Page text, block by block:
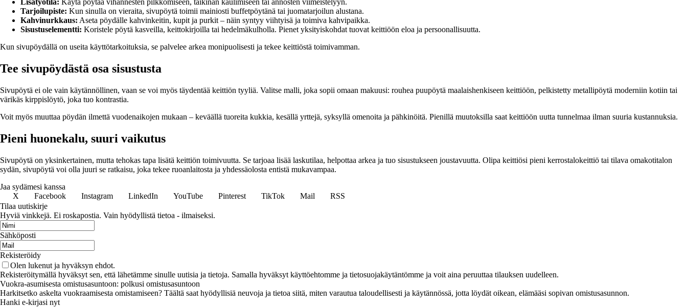
Lisätyötila: Käytä pöytää vihannesten pilkkomiseen, taikinan kaulimiseen tai annosten viimeistelyyn.
Tarjoilupiste: Kun sinulla on vieraita, sivupöytä toimii mainiosti buffetpöytänä tai juomatarjoilun alustana.
Kahvinurkkaus: Aseta pöydälle kahvinkeitin, kupit ja purkit – näin syntyy viihtyisä ja toimiva kahvipaikka.
Sisustuselementti: Koristele pöytä kasveilla, keittokirjoilla tai hedelmäkulholla. Pienet yksityiskohdat tuovat keittiöön eloa ja persoonallisuutta.
Kun sivupöydällä on useita käyttötarkoituksia, se palvelee arkea monipuolisesti ja tekee keittiöstä toimivamman.
Tee sivupöydästä osa sisustusta
Sivupöytä ei ole vain käytännöllinen, vaan se voi myös täydentää keittiön tyyliä. Valitse malli, joka sopii omaan makuusi: rouhea puupöytä maalaishenkiseen keittiöön, pelkistetty metallipöytä moderniin kotiin tai
värikäs kirppislöytö, joka tuo kontrastia.
Voit myös muuttaa pöydän ilmettä vuodenaikojen mukaan – keväällä tuoreita kukkia, kesällä yrttejä, syksyllä omenoita ja pähkinöitä. Pienillä muutoksilla saat keittiöön uutta tunnelmaa ilman suuria kustannuksia.
Pieni huonekalu, suuri vaikutus
Sivupöytä on yksinkertainen, mutta tehokas tapa lisätä keittiön toimivuutta. Se tarjoaa lisää laskutilaa, helpottaa arkea ja tuo sisustukseen joustavuutta. Olipa keittiösi pieni kerrostalokeittiö tai tilava omakotitalon
sydän, sivupöytä voi olla juuri se ratkaisu, joka tekee ruoanlaitosta ja yhdessäolosta entistä mukavampaa.
Jaa sydämesi kanssa
X
Facebook Instagram LinkedIn YouTube Pinterest TikTok Mail
RSS
Tilaa uutiskirje
Hyviä vinkkejä. Ei roskapostia. Vain hyödyllistä tietoa - ilmaiseksi.
Sähköposti
Rekisteröidy
Olen lukenut ja hyväksyn ehdot.
Rekisteröitymällä hyväksyt sen, että lähetämme sinulle uutisia ja tietoja. Samalla hyväksyt käyttöehtomme ja tietosuojakäytäntömme ja voit aina peruuttaa tilauksen uudelleen.
Vuokra-asumisesta omistusasuntoon: polkusi omistusasuntoon
Harkitsetko askelta vuokraamisesta omistamiseen? Täältä saat hyödyllisiä neuvoja ja tietoa siitä, miten varautua taloudellisesti ja käytännössä, jotta löydät oikean, elämääsi sopivan omistusasunnon.
Hanki e-kirjasi nyt